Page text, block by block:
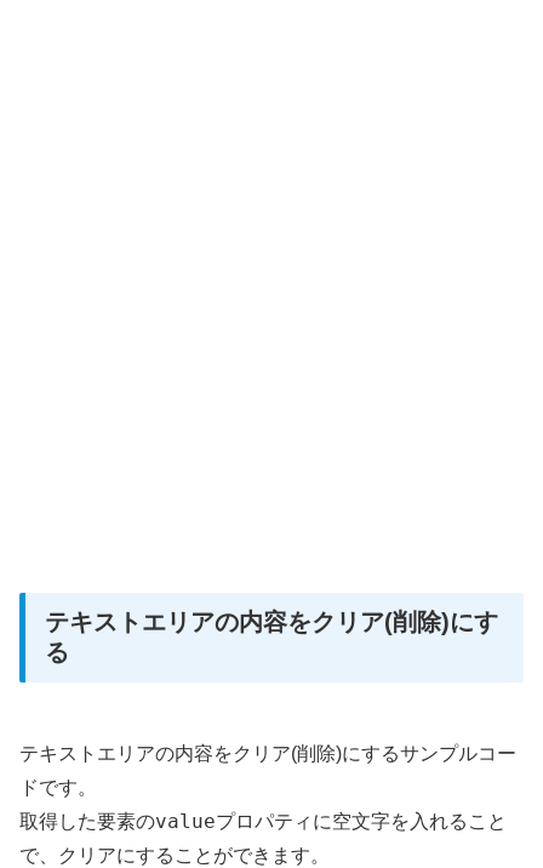
テキストエリアの内容をクリア(削除)にす
る
テキストエリアの内容をクリア(削除)にするサンプルコー
ドです。
取得した要素のvalueプロパティに空文字を入れること
で、クリアにすることができます。